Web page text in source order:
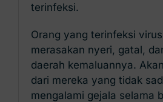
terinfeksi.
Orang yang terinfeksi
merasakan nyeri, gatal,
daerah kemaluannya.
dari mereka yang tidak
mengalami gejala selama